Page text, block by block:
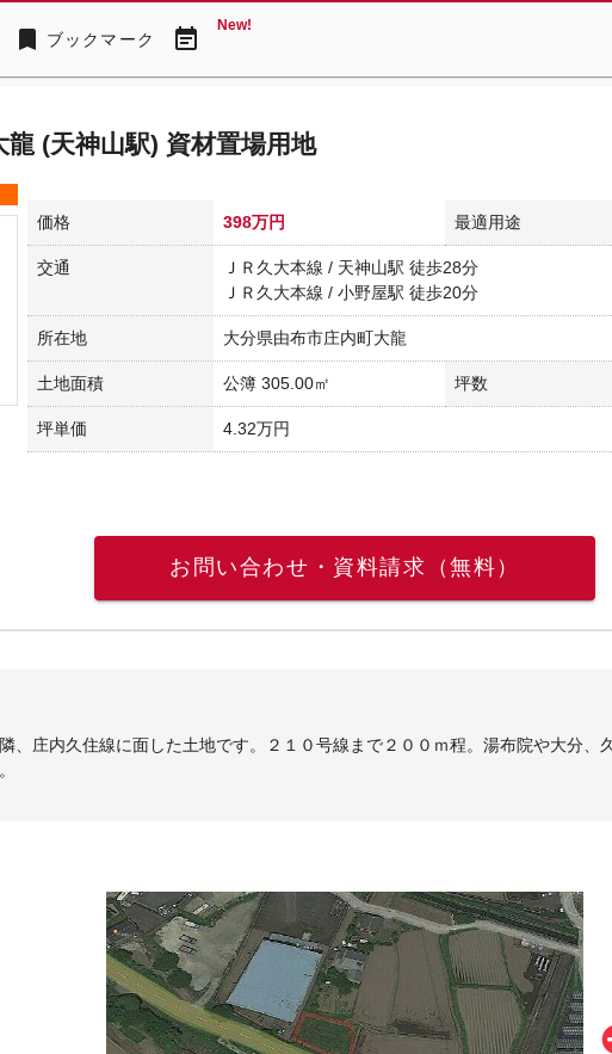
bookmark ブックマーク event_note New!
龍 (天神山駅) 資材置場用地
価格 398万円 最適用途
交通
ＪＲ久大本線 / 天神山駅 徒歩28分
ＪＲ久大本線 / 小野屋駅 徒歩20分
所在地 大分県由布市庄内町大龍
土地面積 公簿 305.00㎡ 坪数
坪単価 4.32万円
お問い合わせ・資料請求（無料）
、庄内久住線に面した土地です。２１０号線まで２００ｍ程。湯布院や大分、